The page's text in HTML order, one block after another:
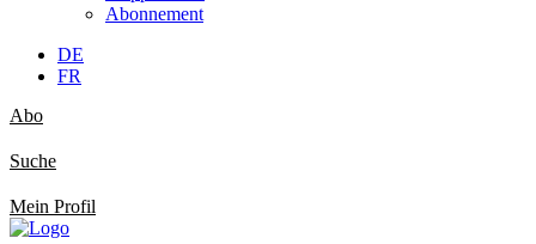
Abonnement
DE
FR
Abo
Suche
Mein Profil